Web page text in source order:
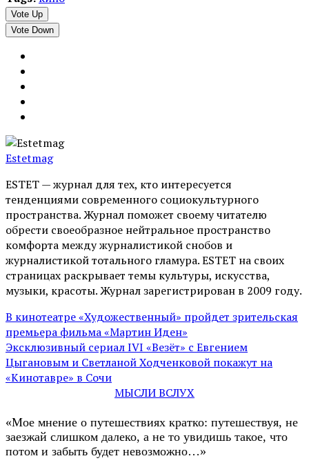
Vote Up
Vote Down
Estetmag
ESTET — журнал для тех, кто интересуeтся
тенденциями современного социокультурного
пространства. Журнал поможет своему читателю
обрести своеобразное нейтральное пространство
комфорта между журналистикой снобов и
журналистикой тотального гламура. ESTET на своих
страницах раскрывает темы культуры, искусства,
музыки, красоты. Журнал зарегистрирован в 2009 году.
В кинотеатре «Художественный» пройдет зрительская
премьера фильма «Мартин Иден»
Эксклюзивный сериал IVI «Везёт» с Евгением
Цыгановым и Светланой Ходченковой покажут на
«Кинотавре» в Сочи
МЫСЛИ ВСЛУХ
«Мое мнение о путешествиях кратко: путешествуя, не
заезжай слишком далеко, а не то увидишь такое, что
потом и забыть будет невозможно…»